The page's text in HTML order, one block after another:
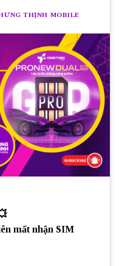
THỊNH MOBILE
mất nhận SIM